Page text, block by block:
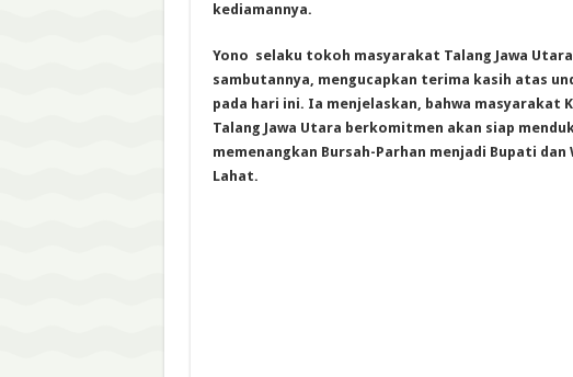
kediamannya.
Yono selaku tokoh masyarakat Talang Jawa
sambutannya, mengucapkan terima kasih atas
pada hari ini. Ia menjelaskan, bahwa masyarakat
Talang Jawa Utara berkomitmen akan siap
memenangkan Bursah-Parhan menjadi Bupati dan
Lahat.